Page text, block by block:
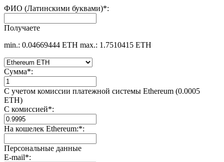
ФИО (Латинскими буквами)*:
Получаете
min.: 0.04669444 ETH max.: 1.7510415 ETH
Сумма*:
С учетом комиссии платежной системы Ethereum (0.0005
ETH)
С комиссией*:
На кошелек Ethereum:*:
Персональные данные
E-mail*: